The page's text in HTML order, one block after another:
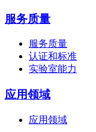
服务质量
服务质量
认证和标准
实验室能力
应用领域
应用领域